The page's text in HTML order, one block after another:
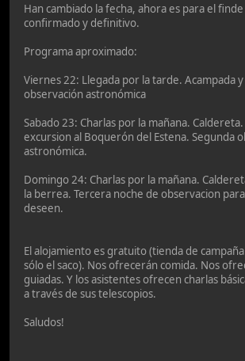
Han cambiado la fecha, ahora es para el
confirmado y definitivo.
Programa aproximado:
Viernes 22: Llegada por la tarde. Acampada
observación astronómica
Sabado 23: Charlas por la mañana.
excursion al Boquerón del Estena. Segunda
astronómica.
Domingo 24: Charlas por la mañana.
la berrea. Tercera noche de observacion
deseen.
El alojamiento es gratuito (tienda de
sólo el saco). Nos ofrecerán comida. Nos
guiadas. Y los asistentes ofrecen charlas
a través de sus telescopios.
Saludos!